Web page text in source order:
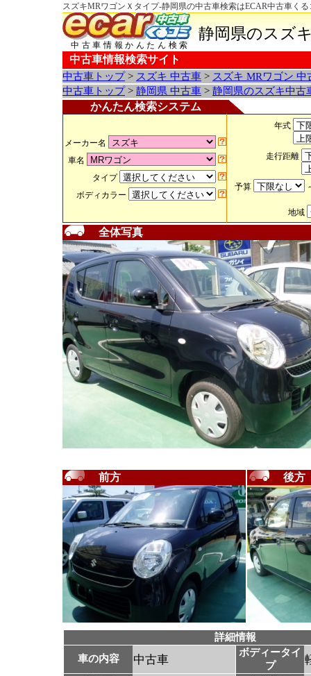
スズキMRワゴンＸタイプ-静岡県の中古車検索はECAR中古車くる
中古車情報かんたん検索
静岡県のスズ
中古車情報検索サイト
中古車トップ> スズキ 中古車 > スズキ MRワゴン 中
中古車トップ> 静岡県 中古車 > 静岡県のスズキ中古
かんたん検索システム
メーカー名
車名
タイプ
ボディカラー
年式
走行距離
予算
地域
全体写真
前方 後方
詳細情報
車の内容
中古車
ボディータイ
プ